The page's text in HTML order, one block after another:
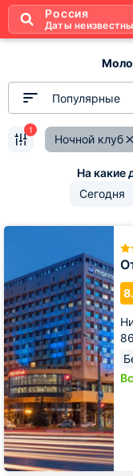
Россия
Даты неизвестны
Популярные
Ночной клуб
1
Сегодня
Отель
Новгород